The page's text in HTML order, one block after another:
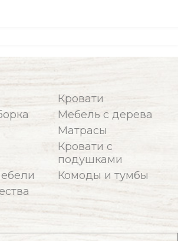
Кровати
Мебель с дерева
Матрасы
Кровати с
подушками
Комоды и тумбы